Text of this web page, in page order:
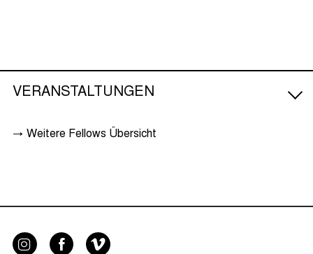
VERANSTALTUNGEN
→ Weitere Fellows Übersicht